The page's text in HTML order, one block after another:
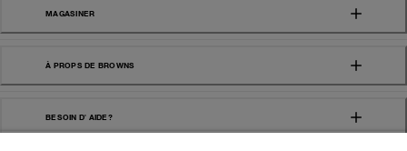
MAGASINER
À PROPS DE BROWNS
BESOIN D' AIDE?